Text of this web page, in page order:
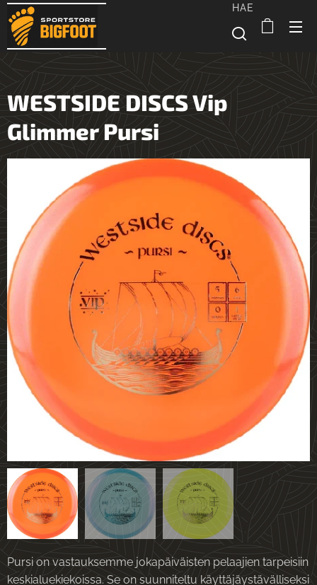
HAE
WESTSIDE DISCS Vip
Glimmer Pursi
Pursi on vastauksemme jokapäiväisten pelaajien tarpeisiin
keskialuekiekoissa. Se on suunniteltu käyttäjäystävälliseksi